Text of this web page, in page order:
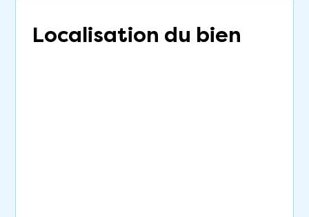
Localisation du bien